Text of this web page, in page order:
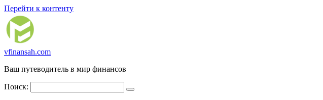
Перейти к контенту
vfinansah.com
Ваш путеводитель в мир финансов
Поиск: